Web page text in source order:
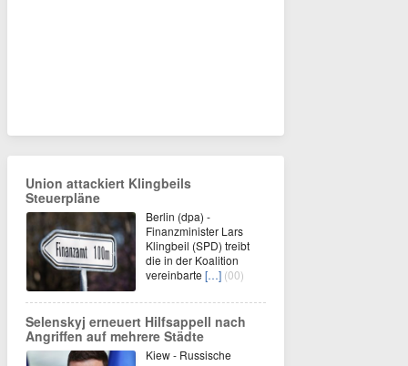
Union attackiert Klingbeils
Steuerpläne
Berlin (dpa) -
Finanzminister Lars
Klingbeil (SPD) treibt
die in der Koalition
vereinbarte […] (00)
Selenskyj erneuert Hilfsappell nach
Angriffen auf mehrere Städte
Kiew - Russische